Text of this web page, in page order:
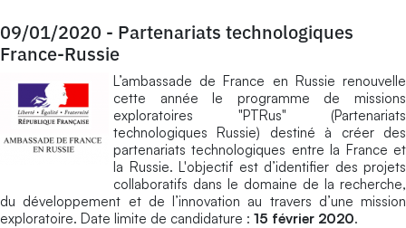
09/01/2020 - Partenariats technologiques
France-Russie
L’ambassade de France en Russie renouvelle
cette année le programme de missions
exploratoires "PTRus" (Partenariats
technologiques Russie) destiné à créer des
partenariats technologiques entre la France et
la Russie. L'objectif est d’identifier des projets
collaboratifs dans le domaine de la recherche,
du développement et de l’innovation au travers d’une mission
exploratoire. Date limite de candidature : 15 février 2020.